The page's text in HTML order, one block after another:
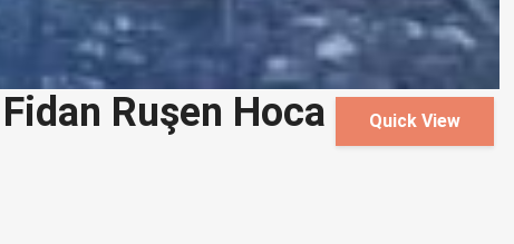
Ruşen Hoca Quick View